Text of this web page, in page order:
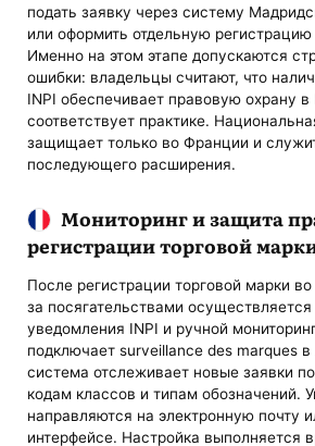
подать заявку через систему
или оформить отдельную регистрацию
Именно на этом этапе допускаются
ошибки: владельцы считают, что
INPI обеспечивает правовую охрану в
соответствует практике.
защищает только во Франции и
последующего расширения.
Мониторинг и защита
регистрации торговой
После регистрации торговой марки
за посягательствами осуществляется
уведомления INPI и ручной
подключает surveillance des marques
система отслеживает новые заявки
кодам классов и типам обозначений.
направляются на электронную почту
интерфейсе. Настройка выполняется